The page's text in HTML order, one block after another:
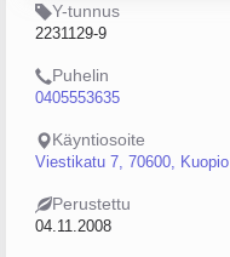
Y-tunnus
2231129-9
Puhelin
0405553635
Käyntiosoite
Viestikatu 7, 70600, Kuopio
Perustettu
04.11.2008